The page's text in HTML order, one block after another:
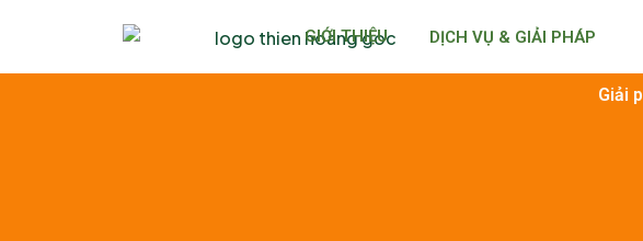
GIỚI THIỆU DỊCH VỤ & GIẢI PHÁP
Giải